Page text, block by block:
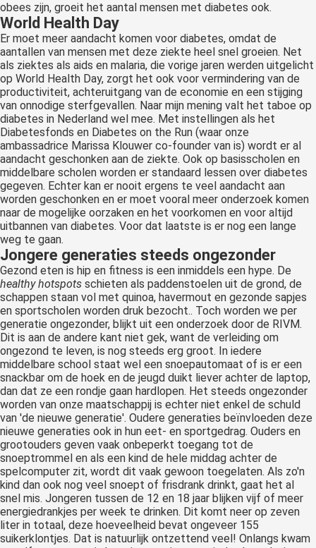
obees zijn, groeit het aantal mensen met diabetes ook.
World Health Day
Er moet meer aandacht komen voor diabetes, omdat de
aantallen van mensen met deze ziekte heel snel groeien. Net
als ziektes als aids en malaria, die vorige jaren werden uitgelicht
op World Health Day, zorgt het ook voor vermindering van de
productiviteit, achteruitgang van de economie en een stijging
van onnodige sterfgevallen. Naar mijn mening valt het taboe op
diabetes in Nederland wel mee. Met instellingen als het
Diabetesfonds en Diabetes on the Run (waar onze
ambassadrice Marissa Klouwer co-founder van is) wordt er al
aandacht geschonken aan de ziekte. Ook op basisscholen en
middelbare scholen worden er standaard lessen over diabetes
gegeven. Echter kan er nooit ergens te veel aandacht aan
worden geschonken en er moet vooral meer onderzoek komen
naar de mogelijke oorzaken en het voorkomen en voor altijd
uitbannen van diabetes. Voor dat laatste is er nog een lange
weg te gaan.
Jongere generaties steeds ongezonder
Gezond eten is hip en fitness is een inmiddels een hype. De
healthy hotspots schieten als paddenstoelen uit de grond, de
schappen staan vol met quinoa, havermout en gezonde sapjes
en sportscholen worden druk bezocht.. Toch worden we per
generatie ongezonder, blijkt uit een onderzoek door de RIVM.
Dit is aan de andere kant niet gek, want de verleiding om
ongezond te leven, is nog steeds erg groot. In iedere
middelbare school staat wel een snoepautomaat of is er een
snackbar om de hoek en de jeugd duikt liever achter de laptop,
dan dat ze een rondje gaan hardlopen. Het steeds ongezonder
worden van onze maatschappij is echter niet enkel de schuld
van 'de nieuwe generatie'. Oudere generaties beïnvloeden deze
nieuwe generaties ook in hun eet- en sportgedrag. Ouders en
grootouders geven vaak onbeperkt toegang tot de
snoeptrommel en als een kind de hele middag achter de
spelcomputer zit, wordt dit vaak gewoon toegelaten. Als zo'n
kind dan ook nog veel snoept of frisdrank drinkt, gaat het al
snel mis. Jongeren tussen de 12 en 18 jaar blijken vijf of meer
energiedrankjes per week te drinken. Dit komt neer op zeven
liter in totaal, deze hoeveelheid bevat ongeveer 155
suikerklontjes. Dat is natuurlijk ontzettend veel! Onlangs kwam